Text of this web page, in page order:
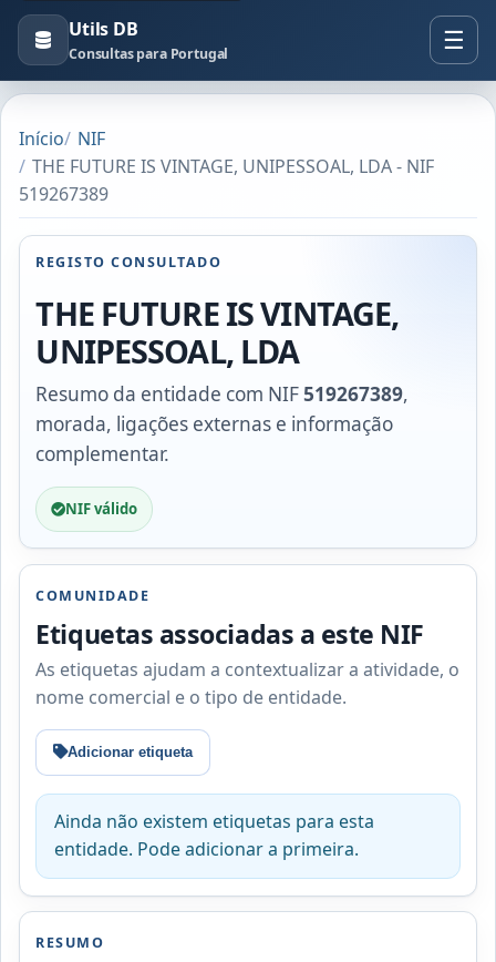
Utils DB
Consultas para Portugal
Início
NIF
THE FUTURE IS VINTAGE, UNIPESSOAL, LDA - NIF
519267389
REGISTO CONSULTADO
THE FUTURE IS VINTAGE,
UNIPESSOAL, LDA
Resumo da entidade com NIF519267389,
morada, ligações externas e informação
complementar.
NIF válido
COMUNIDADE
Etiquetas associadas a este NIF
As etiquetas ajudam a contextualizar a atividade, o
nome comercial e o tipo de entidade.
Adicionar etiqueta
Ainda não existem etiquetas para esta
entidade. Pode adicionar a primeira.
RESUMO